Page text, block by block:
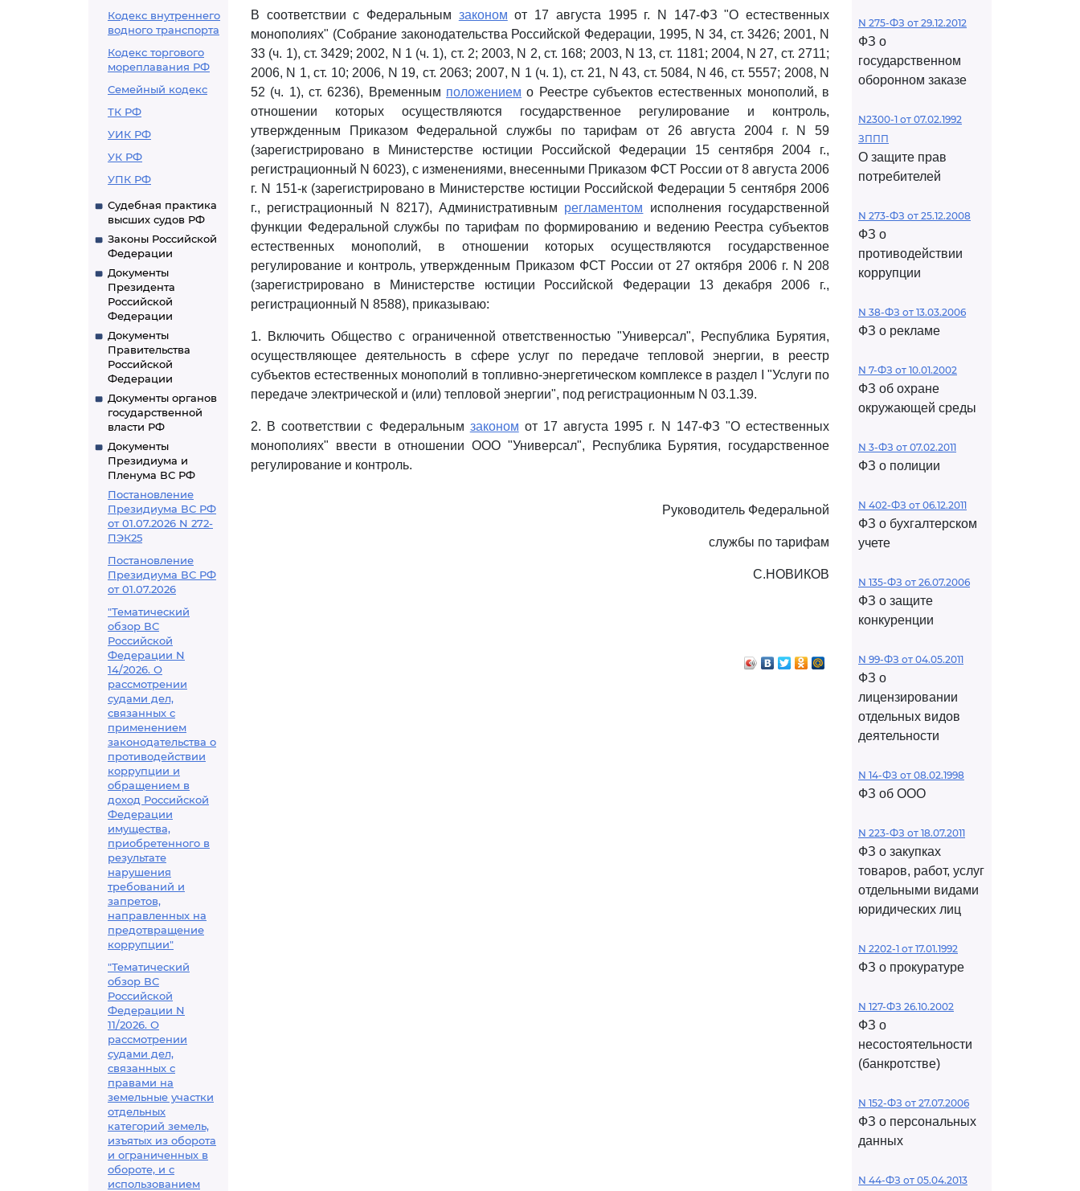
Кодекс внутреннего
водного транспорта
Кодекс торгового
мореплавания РФ
Семейный кодекс
ТК РФ
УИК РФ
УК РФ
УПК РФ
Судебная практика
высших судов РФ
Законы Российской
Федерации
Документы
Президента
Российской
Федерации
Документы
Правительства
Российской
Федерации
Документы органов
государственной
власти РФ
Документы
Президиума и
Пленума ВС РФ
Постановление
Президиума ВС РФ
от 01.07.2026 N 272-
ПЭК25
Постановление
Президиума ВС РФ
от 01.07.2026
"Тематический
обзор ВС
Российской
Федерации N
14/2026. О
рассмотрении
судами дел,
связанных с
применением
законодательства о
противодействии
коррупции и
обращением в
доход Российской
Федерации
имущества,
приобретенного в
результате
нарушения
требований и
запретов,
направленных на
предотвращение
коррупции"
"Тематический
обзор ВС
Российской
Федерации N
11/2026. О
рассмотрении
судами дел,
связанных с
правами на
земельные участки
отдельных
категорий земель,
изъятых из оборота
и ограниченных в
обороте, и с
использованием
В соответствии с Федеральным законом от 17 августа 1995 г. N 147-ФЗ "О естественных
монополиях" (Собрание законодательства Российской Федерации, 1995, N 34, ст. 3426; 2001, N
33 (ч. 1), ст. 3429; 2002, N 1 (ч. 1), ст. 2; 2003, N 2, ст. 168; 2003, N 13, ст. 1181; 2004, N 27, ст. 2711;
2006, N 1, ст. 10; 2006, N 19, ст. 2063; 2007, N 1 (ч. 1), ст. 21, N 43, ст. 5084, N 46, ст. 5557; 2008, N
52 (ч. 1), ст. 6236), Временным положением о Реестре субъектов естественных монополий, в
отношении которых осуществляются государственное регулирование и контроль,
утвержденным Приказом Федеральной службы по тарифам от 26 августа 2004 г. N 59
(зарегистрировано в Министерстве юстиции Российской Федерации 15 сентября 2004 г.,
регистрационный N 6023), с изменениями, внесенными Приказом ФСТ России от 8 августа 2006
г. N 151-к (зарегистрировано в Министерстве юстиции Российской Федерации 5 сентября 2006
г., регистрационный N 8217), Административным регламентом исполнения государственной
функции Федеральной службы по тарифам по формированию и ведению Реестра субъектов
естественных монополий, в отношении которых осуществляются государственное
регулирование и контроль, утвержденным Приказом ФСТ России от 27 октября 2006 г. N 208
(зарегистрировано в Министерстве юстиции Российской Федерации 13 декабря 2006 г.,
регистрационный N 8588), приказываю:
1. Включить Общество с ограниченной ответственностью "Универсал", Республика Бурятия,
осуществляющее деятельность в сфере услуг по передаче тепловой энергии, в реестр
субъектов естественных монополий в топливно-энергетическом комплексе в раздел I "Услуги по
передаче электрической и (или) тепловой энергии", под регистрационным N 03.1.39.
2. В соответствии с Федеральным законом от 17 августа 1995 г. N 147-ФЗ "О естественных
монополиях" ввести в отношении ООО "Универсал", Республика Бурятия, государственное
регулирование и контроль.
Руководитель Федеральной
службы по тарифам
С.НОВИКОВ
N 275-ФЗ от 29.12.2012
ФЗ о
государственном
оборонном заказе
N2300-1 от 07.02.1992
ЗППП
О защите прав
потребителей
N 273-ФЗ от 25.12.2008
ФЗ о
противодействии
коррупции
N 38-ФЗ от 13.03.2006
ФЗ о рекламе
N 7-ФЗ от 10.01.2002
ФЗ об охране
окружающей среды
N 3-ФЗ от 07.02.2011
ФЗ о полиции
N 402-ФЗ от 06.12.2011
ФЗ о бухгалтерском
учете
N 135-ФЗ от 26.07.2006
ФЗ о защите
конкуренции
N 99-ФЗ от 04.05.2011
ФЗ о
лицензировании
отдельных видов
деятельности
N 14-ФЗ от 08.02.1998
ФЗ об ООО
N 223-ФЗ от 18.07.2011
ФЗ о закупках
товаров, работ, услуг
отдельными видами
юридических лиц
N 2202-1 от 17.01.1992
ФЗ о прокуратуре
N 127-ФЗ 26.10.2002
ФЗ о
несостоятельности
(банкротстве)
N 152-ФЗ от 27.07.2006
ФЗ о персональных
данных
N 44-ФЗ от 05.04.2013